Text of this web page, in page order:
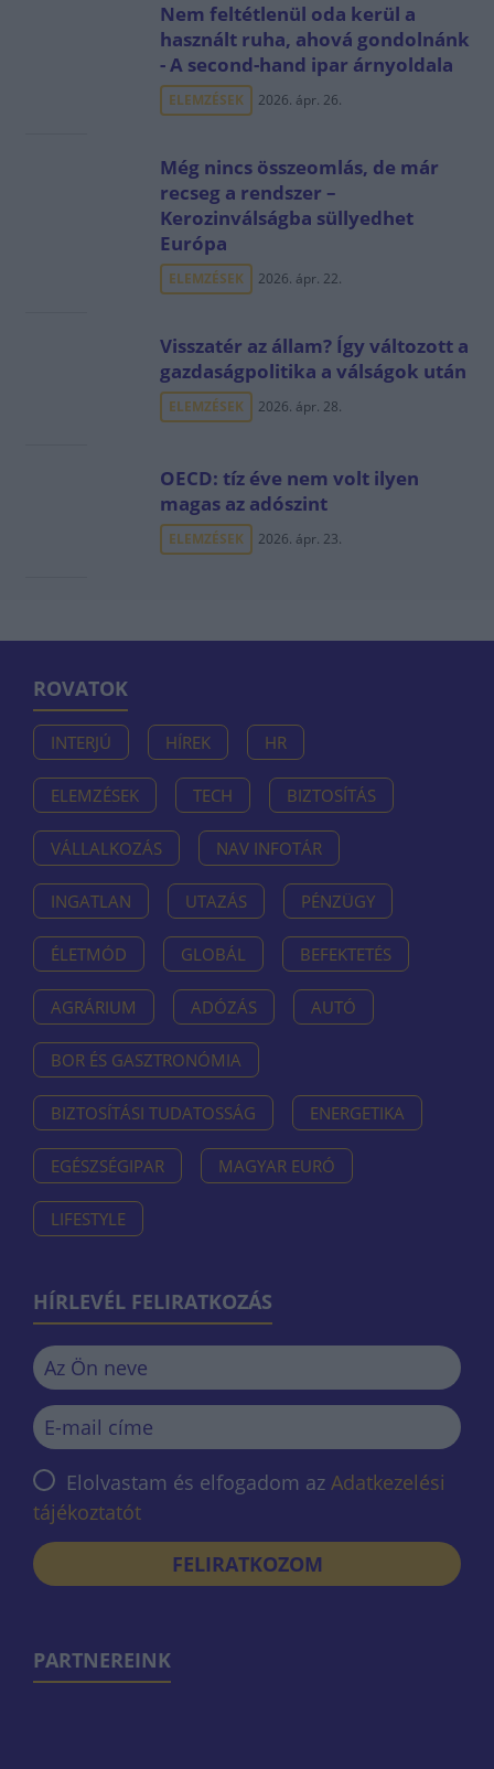
Nem feltétlenül oda kerül a
használt ruha, ahová gondolnánk
- A second-hand ipar árnyoldala
ELEMZÉSEK 2026. ápr. 26.
Még nincs összeomlás, de már
recseg a rendszer –
Kerozinválságba süllyedhet
Európa
ELEMZÉSEK 2026. ápr. 22.
Visszatér az állam? Így változott a
gazdaságpolitika a válságok után
ELEMZÉSEK 2026. ápr. 28.
OECD: tíz éve nem volt ilyen
magas az adószint
ELEMZÉSEK 2026. ápr. 23.
ROVATOK
INTERJÚ HÍREK HR
ELEMZÉSEK TECH BIZTOSÍTÁS
VÁLLALKOZÁS NAV INFOTÁR
INGATLAN UTAZÁS PÉNZÜGY
ÉLETMÓD GLOBÁL BEFEKTETÉS
AGRÁRIUM ADÓZÁS AUTÓ
BOR ÉS GASZTRONÓMIA
BIZTOSÍTÁSI TUDATOSSÁG ENERGETIKA
EGÉSZSÉGIPAR MAGYAR EURÓ
LIFESTYLE
HÍRLEVÉL FELIRATKOZÁS
Elolvastam és elfogadom az Adatkezelési
tájékoztatót
FELIRATKOZOM
PARTNEREINK